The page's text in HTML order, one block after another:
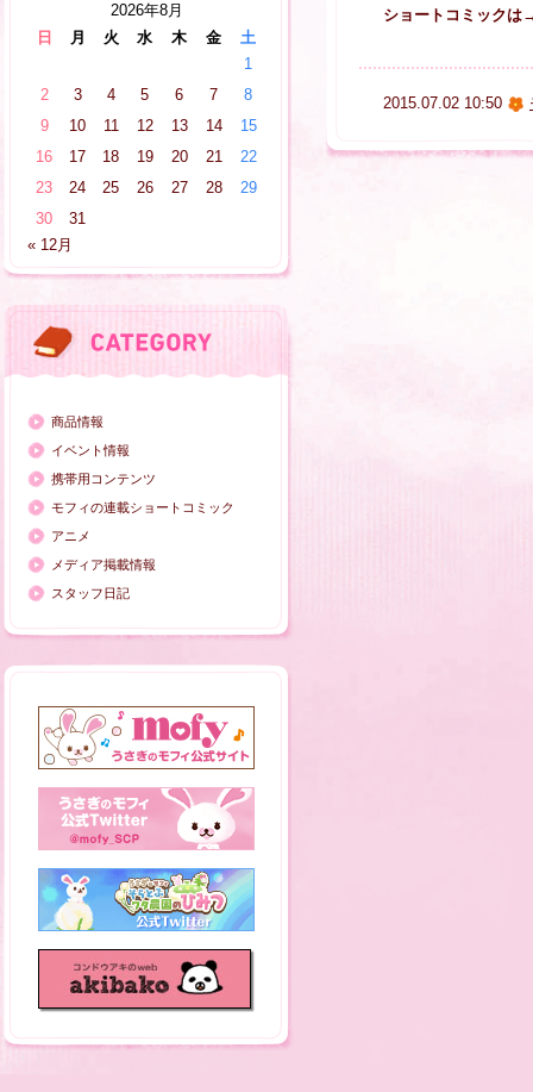
2026年8月
日
月 火 水 木 金
土
1
2
3 4 5 6 7
8
9
10 11 12 13 14
15
16
17 18 19 20 21
22
23
24 25 26 27 28
29
30
31
« 12月
商品情報
イベント情報
携帯用コンテンツ
モフィの連載ショートコミック
アニメ
メディア掲載情報
スタッフ日記
ショートコミック
2015.07.02 10:50